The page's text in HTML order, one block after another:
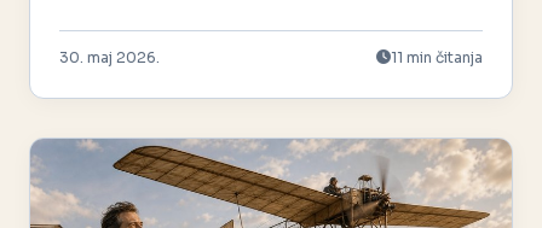
30. maj 2026. 11 min čitanja